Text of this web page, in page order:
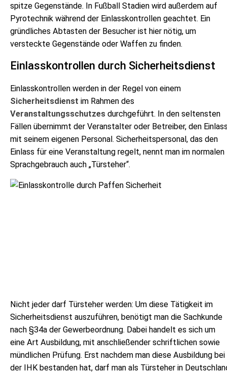
spitze Gegenstände. In Fußball Stadien wird außerdem auf
Pyrotechnik während der Einlasskontrollen geachtet. Ein
gründliches Abtasten der Besucher ist hier nötig, um
versteckte Gegenstände oder Waffen zu finden.
Einlasskontrollen durch Sicherheitsdienst
Einlasskontrollen werden in der Regel von einem
Sicherheitsdienst im Rahmen des
Veranstaltungsschutzes durchgeführt. In den seltensten
Fällen übernimmt der Veranstalter oder Betreiber, den
mit seinem eigenen Personal. Sicherheitspersonal, das den
Einlass für eine Veranstaltung regelt, nennt man im normalen
Sprachgebrauch auch „Türsteher“.
Nicht jeder darf Türsteher werden: Um diese Tätigkeit im
Sicherheitsdienst auszuführen, benötigt man die Sachkunde
nach §34a der Gewerbeordnung. Dabei handelt es sich um
eine Art Ausbildung, mit anschließender schriftlichen sowie
mündlichen Prüfung. Erst nachdem man diese Ausbildung bei
der IHK bestanden hat, darf man als Türsteher in